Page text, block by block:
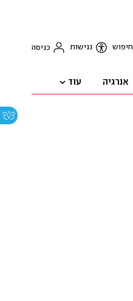
חיפוש נגישות כניסה
אנרגיה עוד